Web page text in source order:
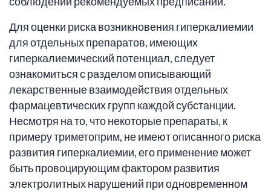
Для оценки риска возникновения гиперкалиемии
для отдельных препаратов, имеющих
гиперкалиемический потенциал, следует
ознакомиться с разделом описывающий
лекарственные взаимодействия отдельных
фармацевтических групп каждой субстанции.
Несмотря на то, что некоторые препараты, к
примеру триметоприм, не имеют описанного риска
развития гиперкалиемии, его применение может
быть провоцирующим фактором развития
электролитных нарушений при одновременном